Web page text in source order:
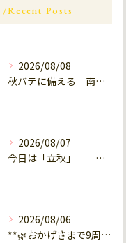
Recent Posts
2026/08/08
秋バテに備える 南区大橋
2026/08/07
今日は「立秋」 南区福岡
2026/08/06
**🌿おかげさまで9周年🌿** 大橋